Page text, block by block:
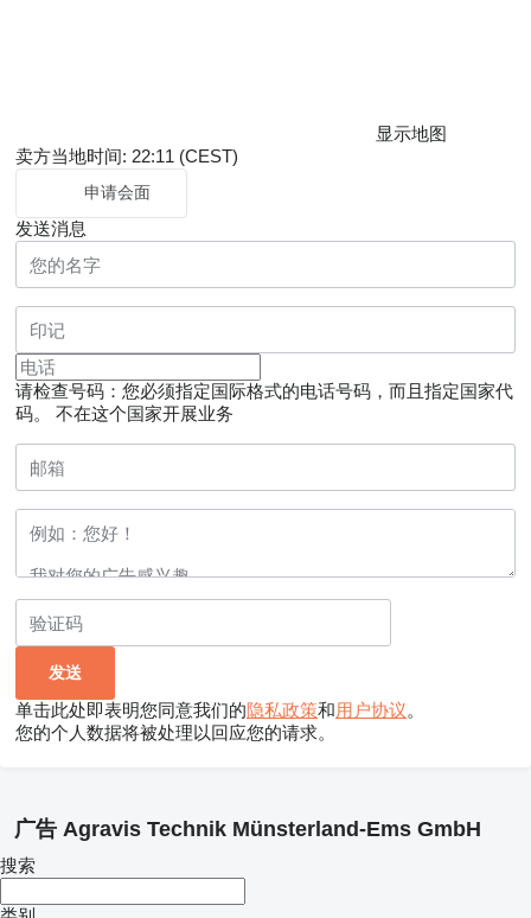
显示地图
卖方当地时间: 22:11 (CEST)
申请会面
发送消息
请检查号码：您必须指定国际格式的电话号码，而且指定国家代
码。
不在这个国家开展业务
单击此处即表明您同意我们的隐私政策和用户协议。
您的个人数据将被处理以回应您的请求。
广告 Agravis Technik Münsterland-Ems GmbH
搜索